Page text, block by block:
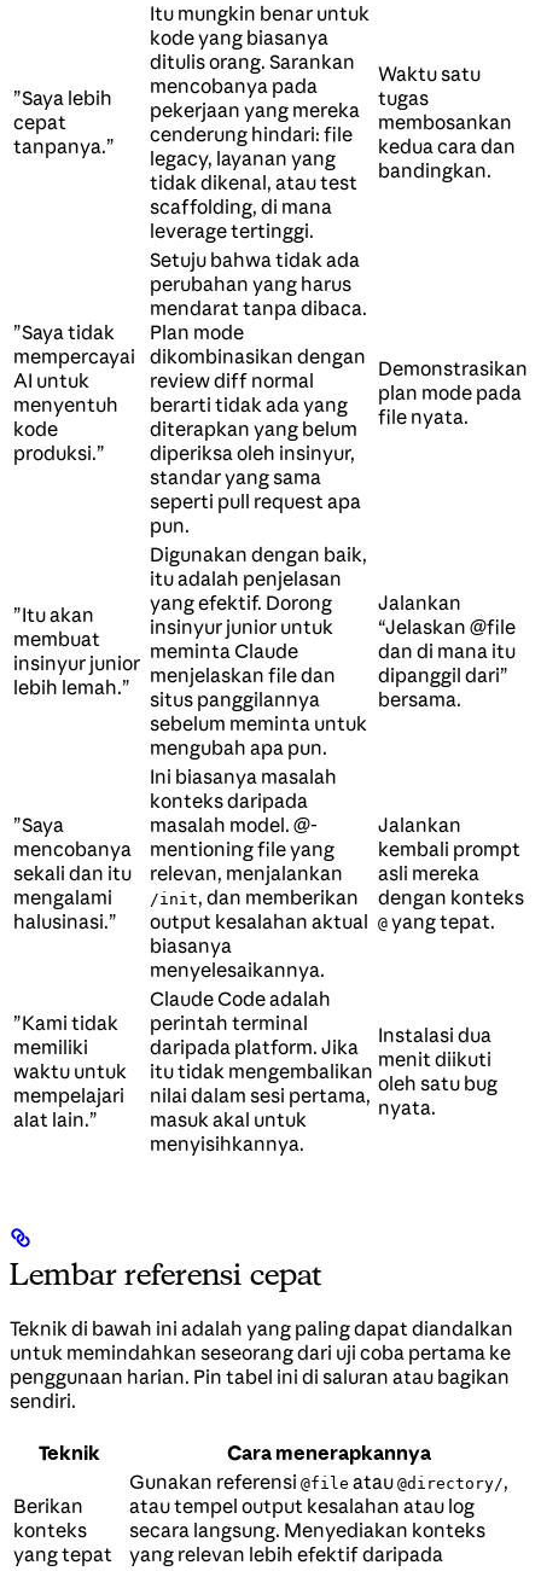
”Saya lebih
cepat
tanpanya.”
Itu mungkin benar untuk
kode yang biasanya
ditulis orang. Sarankan
mencobanya pada
pekerjaan yang mereka
cenderung hindari: file
legacy, layanan yang
tidak dikenal, atau test
scaffolding, di mana
leverage tertinggi.
Waktu satu
tugas
membosankan
kedua cara dan
bandingkan.
”Saya tidak
mempercayai
AI untuk
menyentuh
kode
produksi.”
Setuju bahwa tidak ada
perubahan yang harus
mendarat tanpa dibaca.
Plan mode
dikombinasikan dengan
review diff normal
berarti tidak ada yang
diterapkan yang belum
diperiksa oleh insinyur,
standar yang sama
seperti pull request apa
pun.
Demonstrasikan
plan mode pada
file nyata.
”Itu akan
membuat
insinyur junior
lebih lemah.”
Digunakan dengan baik,
itu adalah penjelasan
yang efektif. Dorong
insinyur junior untuk
meminta Claude
menjelaskan file dan
situs panggilannya
sebelum meminta untuk
mengubah apa pun.
Jalankan
“Jelaskan @file
dan di mana itu
dipanggil dari”
bersama.
”Saya
mencobanya
sekali dan itu
mengalami
halusinasi.”
Ini biasanya masalah
konteks daripada
masalah model. @-
mentioning file yang
relevan, menjalankan
/init, dan memberikan
output kesalahan aktual
biasanya
menyelesaikannya.
Jalankan
kembali prompt
asli mereka
dengan konteks
@ yang tepat.
”Kami tidak
memiliki
waktu untuk
mempelajari
alat lain.”
Claude Code adalah
perintah terminal
daripada platform. Jika
itu tidak mengembalikan
nilai dalam sesi pertama,
masuk akal untuk
menyisihkannya.
Instalasi dua
menit diikuti
oleh satu bug
nyata.
Lembar referensi cepat
Teknik di bawah ini adalah yang paling dapat diandalkan
untuk memindahkan seseorang dari uji coba pertama ke
penggunaan harian. Pin tabel ini di saluran atau bagikan
sendiri.
Teknik Cara menerapkannya
Berikan
konteks
yang tepat
Gunakan referensi @file atau @directory/,
atau tempel output kesalahan atau log
secara langsung. Menyediakan konteks
yang relevan lebih efektif daripada